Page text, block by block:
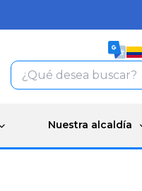
Nuestra alcaldía